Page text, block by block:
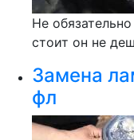
Не
стоит он не
Замена
фл